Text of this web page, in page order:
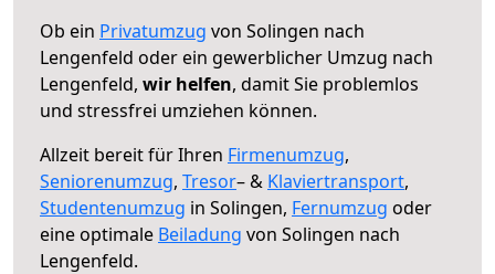
Ob ein Privatumzug von Solingen nach
Lengenfeld oder ein gewerblicher Umzug nach
Lengenfeld, wir helfen, damit Sie problemlos
und stressfrei umziehen können.
Allzeit bereit für Ihren Firmenumzug,
Seniorenumzug, Tresor– & Klaviertransport,
Studentenumzug in Solingen, Fernumzug oder
eine optimale Beiladung von Solingen nach
Lengenfeld.